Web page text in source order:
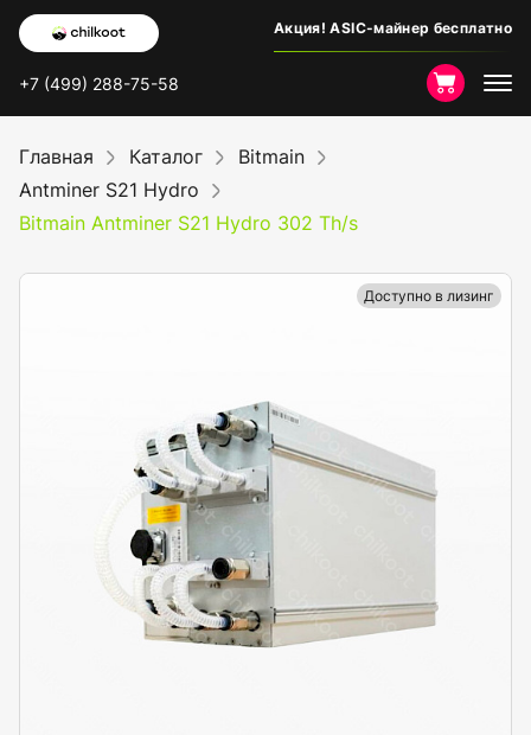
Акция! ASIC-майнер бесплатно
+7 (499) 288-75-58
Главная Каталог
Bitmain
Antminer S21 Hydro
Bitmain Antminer S21 Hydro 302 Th/s
Доступно в лизинг